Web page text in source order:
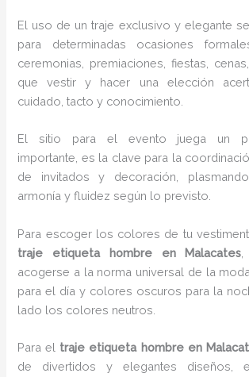
El uso de un traje exclusivo y elegante
para determinadas ocasiones
ceremonias, premiaciones, fiestas,
que vestir y hacer una elección
cuidado, tacto y conocimiento.
El sitio para el evento juega un
importante, es la clave para la
de invitados y decoración,
armonía y fluidez según lo previsto.
Para escoger los colores de tu
traje etiqueta hombre en Malacates
acogerse a la norma universal de la
para el día y colores oscuros para la
lado los colores neutros.
Para el traje etiqueta hombreen
de divertidos y elegantes diseños,